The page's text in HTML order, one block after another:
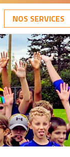
NOS SERVICES